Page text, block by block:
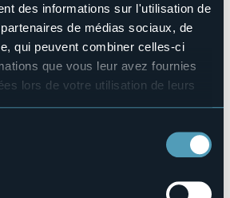
des informations sur l'utilisation de
de médias sociaux, de
qui peuvent combiner celles-ci
que vous leur avez fournies
lors de votre utilisation de leurs
et de les supprimer,
cliquez ici